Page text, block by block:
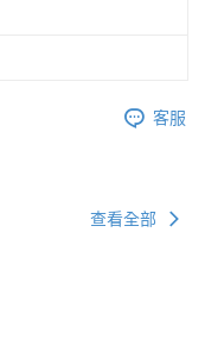
客服
查看全部